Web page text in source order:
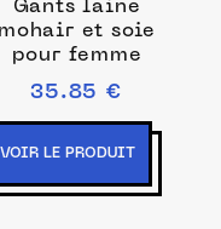
Gants laine
mohair et soie
pour femme
35.85 €
VOIR LE PRODUIT